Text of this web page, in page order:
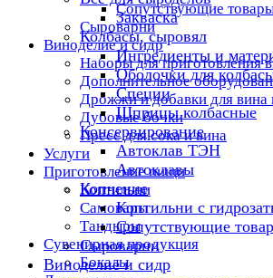
Сопутствующие
Сыроварни
Виноделие и сидр
Наборы для приготовления
Дополнительное
Дрожжи и добавки для вина
Дубовые бочки
Пресс для сока и вина
Услуги
Приготовление пищи
Коптильни
Самовары
Тандыры
Сувенирная продукция
Бокалы
Закваска
Колбасы, сыровял
Ингредиенты и
Оболочки для
Специи
Шприцы колбасные
Консервирование
Автоклав ТЭН
Автоклавы
Копчение
Коптильни с
Сопутствующие
Сыроварни
Виноделие и сидр